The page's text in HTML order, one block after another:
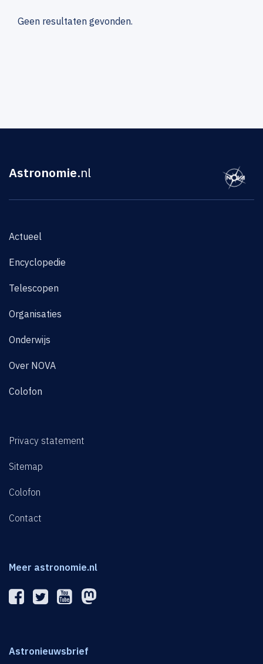
Geen resultaten gevonden.
Astronomie.nl
Actueel
Encyclopedie
Telescopen
Organisaties
Onderwijs
Over NOVA
Colofon
Privacy statement
Sitemap
Colofon
Contact
Meer astronomie.nl
Astronieuwsbrief